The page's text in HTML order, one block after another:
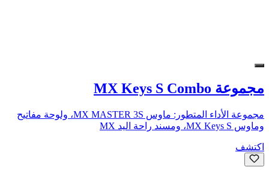
مجموعة MX Keys S Combo
مجموعة الأداء المتطور: ماوس MX MASTER 3S، ولوحة مفاتيح
وماوس MX Keys S، ومسند راحة اليد MX
اكتشف